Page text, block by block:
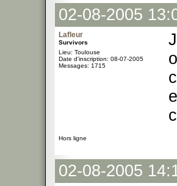
02-08-2005
Lafleur
Survivors
Lieu: Toulouse
Date d'inscription: 08-07-2005
Messages: 1715
Hors ligne
02-08-2005